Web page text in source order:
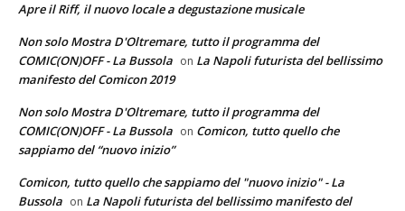
Apre il Riff, il nuovo locale a degustazione musicale
Non solo Mostra D'Oltremare, tutto il programma del
COMIC(ON)OFF - La Bussola on La Napoli futurista del bellissimo
manifesto del Comicon 2019
Non solo Mostra D'Oltremare, tutto il programma del
COMIC(ON)OFF - La Bussola on Comicon, tutto quello che
sappiamo del “nuovo inizio”
Comicon, tutto quello che sappiamo del "nuovo inizio" - La
Bussola on La Napoli futurista del bellissimo manifesto del